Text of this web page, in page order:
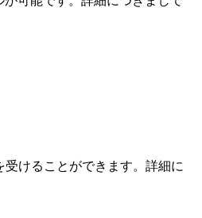
けることができます。詳細に